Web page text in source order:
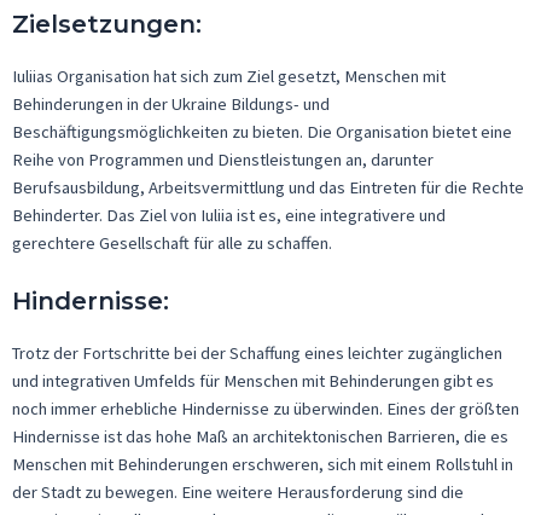
Zielsetzungen:
Iuliias Organisation hat sich zum Ziel gesetzt, Menschen mit
Behinderungen in der Ukraine Bildungs- und
Beschäftigungsmöglichkeiten zu bieten. Die Organisation bietet eine
Reihe von Programmen und Dienstleistungen an, darunter
Berufsausbildung, Arbeitsvermittlung und das Eintreten für die Rechte
Behinderter. Das Ziel von Iuliia ist es, eine integrativere und
gerechtere Gesellschaft für alle zu schaffen.
Hindernisse:
Trotz der Fortschritte bei der Schaffung eines leichter zugänglichen
und integrativen Umfelds für Menschen mit Behinderungen gibt es
noch immer erhebliche Hindernisse zu überwinden. Eines der größten
Hindernisse ist das hohe Maß an architektonischen Barrieren, die es
Menschen mit Behinderungen erschweren, sich mit einem Rollstuhl in
der Stadt zu bewegen. Eine weitere Herausforderung sind die